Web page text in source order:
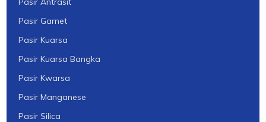
Pasir Garnet
Pasir Kuarsa
Pasir Kuarsa Bangka
Pasir Kwarsa
Pasir Manganese
Pasir Silica